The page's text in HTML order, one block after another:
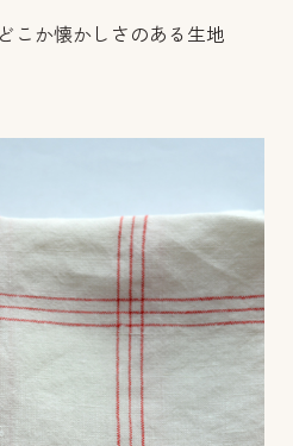
こか懐かしさのある生地